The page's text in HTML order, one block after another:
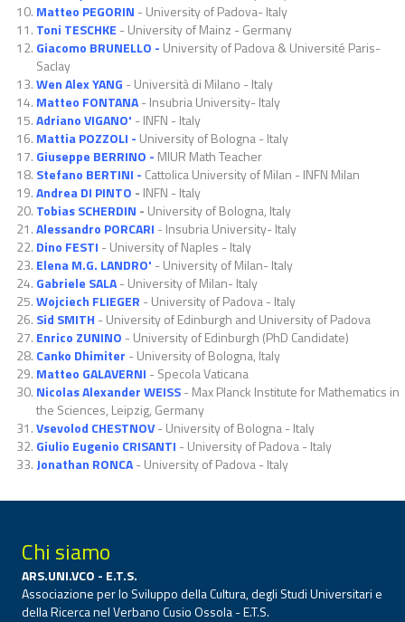
Matteo PEGORIN - University of Padova- Italy
Toni TESCHKE - University of Mainz - Germany
Giacomo BRUNELLO - University of Padova & Université Paris-
Saclay
Wen Alex YANG - Università di Milano - Italy
Matteo FONTANA- Insubria University- Italy
Adriano VIGANO' - INFN - Italy
Mattia POZZOLI - University of Bologna - Italy
Giuseppe BERRINO - MIUR Math Teacher
Stefano BERTINI - Cattolica University of Milan - INFN Milan
Andrea DI PINTO - INFN - Italy
Tobias SCHERDIN - University of Bologna, Italy
Alessandro PORCARI - Insubria University- Italy
Dino FESTI - University of Naples - Italy
Elena M.G. LANDRO' - University of Milan- Italy
Gabriele SALA- University of Milan- Italy
Wojciech FLIEGER - University of Padova - Italy
Sid SMITH - University of Edinburgh and University of Padova
Enrico ZUNINO - University of Edinburgh (PhD Candidate)
Canko Dhimiter - University of Bologna, Italy
Matteo GALAVERNI - Specola Vaticana
Nicolas Alexander WEISS- Max Planck Institute for Mathematics in
the Sciences, Leipzig, Germany
Vsevolod CHESTNOV- University of Bologna - Italy
Giulio Eugenio CRISANTI - University of Padova - Italy
Jonathan RONCA- University of Padova - Italy
Chi siamo
ARS.UNI.VCO - E.T.S.
Associazione per lo Sviluppo della Cultura, degli Studi Universitari e
della Ricerca nel Verbano Cusio Ossola - E.T.S.